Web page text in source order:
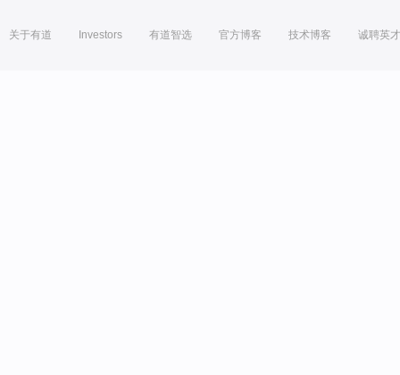
关于有道 Investors 有道智选 官方博客 技术博客 诚聘英才